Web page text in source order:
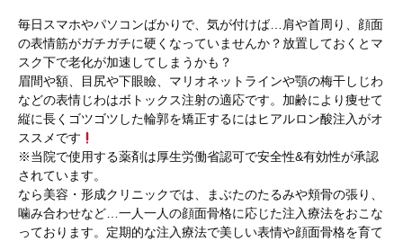
毎日スマホやパソコンばかりで、気が付けば…肩や首周り、顔面
の表情筋がガチガチに硬くなっていませんか？放置しておくとマ
スク下で老化が加速してしまうかも？
眉間や額、目尻や下眼瞼、マリオネットラインや顎の梅干しじわ
などの表情じわはボトックス注射の適応です。加齢により痩せて
縦に長くゴツゴツした輪郭を矯正するにはヒアルロン酸注入がオ
ススメです
※当院で使用する薬剤は厚生労働省認可で安全性&有効性が承認
されています。
なら美容・形成クリニックでは、まぶたのたるみや頬骨の張り、
噛み合わせなど…一人一人の顔面骨格に応じた注入療法をおこな
っております。定期的な注入療法で美しい表情や顔面骨格を育て